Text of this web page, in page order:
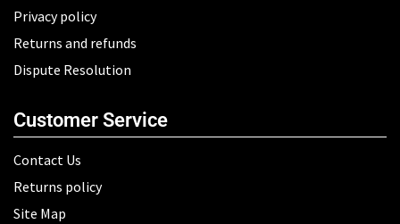
Privacy policy
Returns and refunds
Dispute Resolution
Customer Service
Contact Us
Returns policy
Site Map